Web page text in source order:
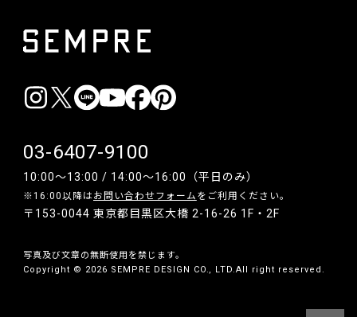
03-6407-9100
10:00〜13:00 / 14:00〜16:00（平日のみ）
※16:00以降はお問い合わせフォーム をご利用ください。
〒153-0044 東京都目黒区大橋 2-16-26 1F・2F
写真及び文章の無断使用を禁じます。
Copyright © 2026 SEMPRE DESIGN CO., LTD.All right reserved.